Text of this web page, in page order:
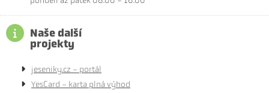
Naše další
projekty
jeseniky.cz - portál
YesCard - karta plná výhod